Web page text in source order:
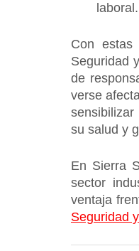
laboral.
Con
Seguridad
de
verse
su salud y
En Sierra
sector
Seguridad